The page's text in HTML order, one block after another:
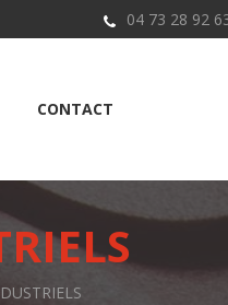
04 73 28 92
CONTACT